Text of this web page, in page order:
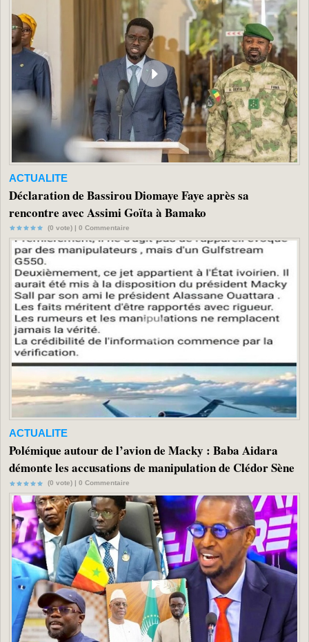
ACTUALITE
Déclaration de Bassirou Diomaye Faye après sa
rencontre avec Assimi Goïta à Bamako
(0 vote) | 0 Commentaire
ACTUALITE
Polémique autour de l’avion de Macky : Baba Aidara
démonte les accusations de manipulation de Clédor Sène
(0 vote) | 0 Commentaire